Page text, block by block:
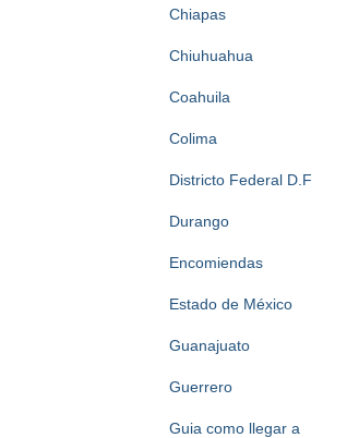
Chiapas
Chiuhuahua
Coahuila
Colima
Districto Federal D.F
Durango
Encomiendas
Estado de México
Guanajuato
Guerrero
Guia como llegar a